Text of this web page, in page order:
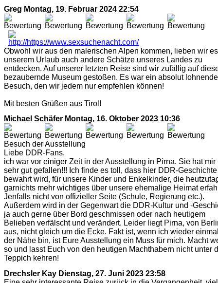
Greg Montag, 19. Februar 2024 22:54
Obwohl wir aus den malerischen Alpen kommen, lieben wir
unserem Urlaub auch andere Schätze unseres Landes zu
entdecken. Auf unserer letzten Reise sind wir zufällig auf
bezaubernde Museum gestoßen. Es war ein absolut
Besuch, den wir jedem nur empfehlen können!
Mit besten Grüßen aus Tirol!
Michael Schäfer Montag, 16. Oktober 2023 10:36
Besuch der Ausstellung
Liebe DDR-Fans,
ich war vor einiger Zeit in der Ausstellung in Pirna. Sie hat mir
sehr gut gefallen!!! Ich finde es toll, dass hier DDR-Geschichte
bewahrt wird, für unsere Kinder und Enkelkinder, die
garnichts mehr wichtiges über unsere ehemalige Heimat
Jenfalls nicht von offizieller Seite (Schule, Regierung etc.).
Außerdem wird in der Gegenwart die DDR-Kultur und -
ja auch gerne über Bord geschmissen oder nach heutigem
Belieben verfälscht und verändert. Leider liegt Pirna, von
aus, nicht gleich um die Ecke. Fakt ist, wenn ich wieder
der Nähe bin, ist Eure Ausstellung ein Muss für mich. Macht
so und lasst Euch von den heutigen Machthabern nicht unter
Teppich kehren!
Drechsler Kay Dienstag, 27. Juni 2023 23:58